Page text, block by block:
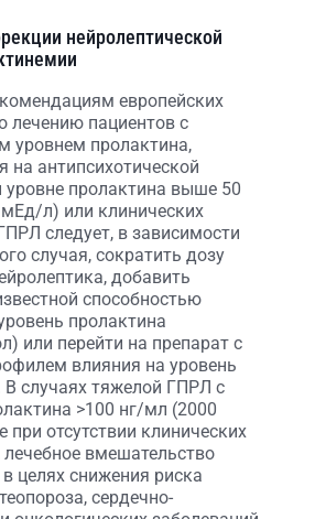
нейролептической
европейских
лечению пациентов с
уровнем пролактина,
на антипсихотической
уровне пролактина выше 50
л) или клинических
следует, в зависимости
случая, сократить дозу
добавить
способностью
пролактина
или перейти на препарат с
влияния на уровень
В случаях тяжелой ГПРЛ с
>100 нг/мл (2000
отсутствии клинических
лечебное вмешательство
целях снижения риска
сердечно-